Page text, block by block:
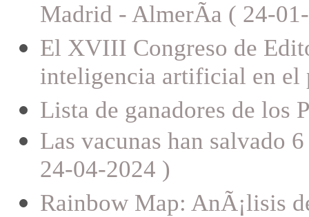
Madrid - AlmerÃ­a ( 24-
El XVIII Congreso de
inteligencia artificial en el
Lista de ganadores de los
Las vacunas han salvado
24-04-2024 )
Rainbow Map: AnÃ¡lisis